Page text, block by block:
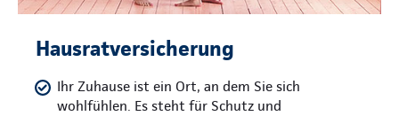
Hausratversicherung
Ihr Zuhause ist ein Ort, an dem Sie sich
wohlfühlen. Es steht für Schutz und